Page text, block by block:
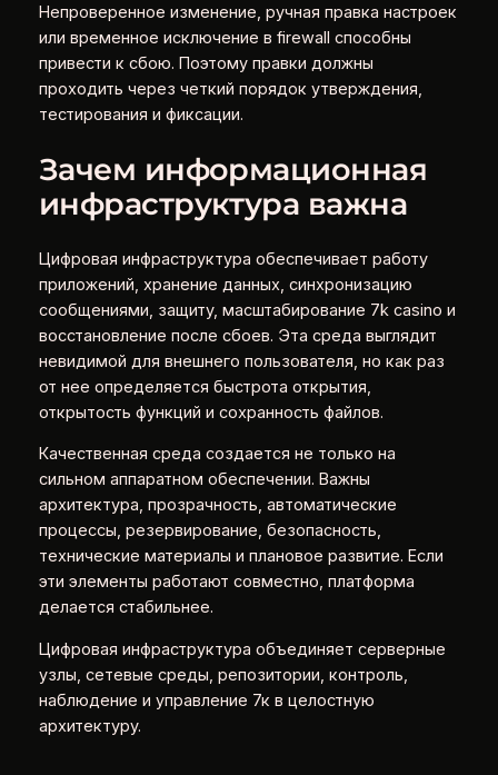
Непроверенное изменение, ручная правка настроек
или временное исключение в firewall способны
привести к сбою. Поэтому правки должны
проходить через четкий порядок утверждения,
тестирования и фиксации.
Зачем информационная
инфраструктура важна
Цифровая инфраструктура обеспечивает работу
приложений, хранение данных, синхронизацию
сообщениями, защиту, масштабирование 7k casino и
восстановление после сбоев. Эта среда выглядит
невидимой для внешнего пользователя, но как раз
от нее определяется быстрота открытия,
открытость функций и сохранность файлов.
Качественная среда создается не только на
сильном аппаратном обеспечении. Важны
архитектура, прозрачность, автоматические
процессы, резервирование, безопасность,
технические материалы и плановое развитие. Если
эти элементы работают совместно, платформа
делается стабильнее.
Цифровая инфраструктура объединяет серверные
узлы, сетевые среды, репозитории, контроль,
наблюдение и управление 7к в целостную
архитектуру.